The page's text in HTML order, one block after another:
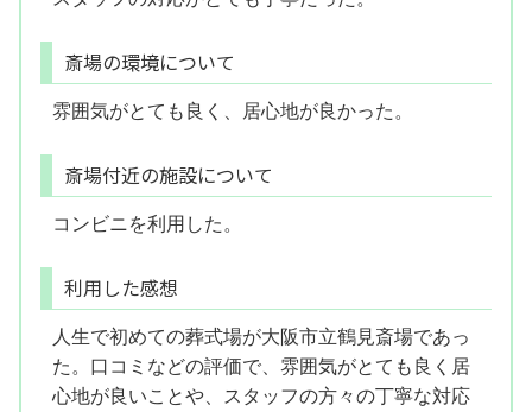
斎場の環境について
雰囲気がとても良く、居心地が良かった。
斎場付近の施設について
コンビニを利用した。
利用した感想
人生で初めての葬式場が大阪市立鶴見斎場であっ
た。口コミなどの評価で、雰囲気がとても良く居
心地が良いことや、スタッフの方々の丁寧な対応